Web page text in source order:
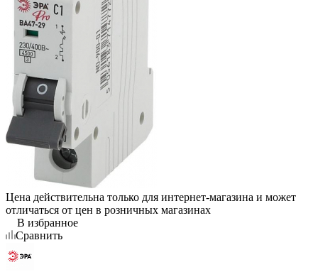
Цена действительна только для интернет-магазина и может
отличаться от цен в розничных магазинах
В избранное
Сравнить